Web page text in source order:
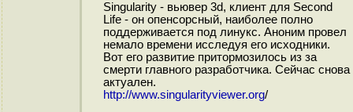
Singularity - вьювер 3d, клиент для Second
Life - он опенсорсный, наиболее полно
поддерживается под линукс. Аноним провел
немало времени исследуя его исходники.
Вот его развитие притормозилось из за
смерти главного разработчика. Сейчас снова
актуален.
http://www.singularityviewer.org/